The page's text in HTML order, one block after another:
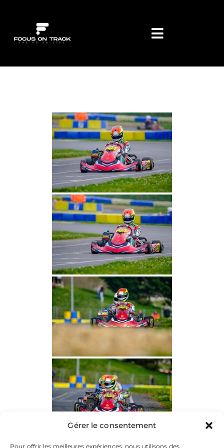
Gérer le consentement
Pour offrir les meilleures expériences, nous utilisons des